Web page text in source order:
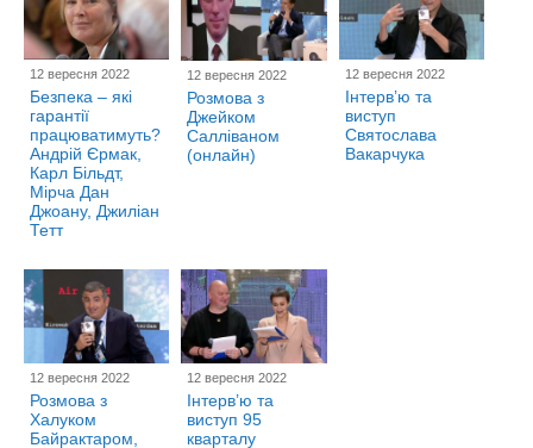
12 вересня 2022
Безпека – які
гарантії
працюватимуть?
Андрій Єрмак,
Карл Більдт,
Мірча Дан
Джоану, Джиліан
Тетт
12 вересня 2022
Розмова з
Джейком
Салліваном
(онлайн)
12 вересня 2022
Інтерв’ю та
виступ
Святослава
Вакарчука
12 вересня 2022
Розмова з
Халуком
Байрактаром,
12 вересня 2022
Інтерв’ю та
виступ 95
кварталу